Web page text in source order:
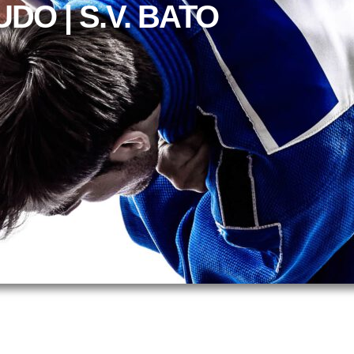
| S.V. BATO